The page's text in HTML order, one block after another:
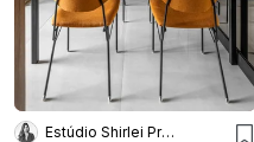
Estúdio Shirlei Proença